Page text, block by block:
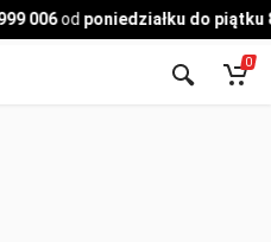
006od poniedziałku do piątku
0